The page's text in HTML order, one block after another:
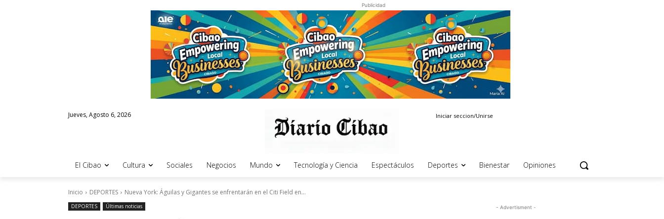
Publicidad
Jueves, Agosto 6, 2026 Iniciar seccion/Unirse
El Cibao Cultura Sociales Negocios Mundo Tecnología y Ciencia Espectáculos Deportes Bienestar Opiniones
Inicio DEPORTES Nueva York: Águilas y Gigantes se enfrentarán en el Citi Field en...
DEPORTES Últimas noticias - Advertisment -